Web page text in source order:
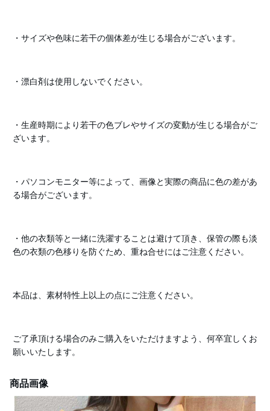
・サイズや色味に若干の個体差が生じる場合がございます。
・漂白剤は使用しないでください。
・生産時期により若干の色ブレやサイズの変動が生じる場合がご
ざいます。
・パソコンモニター等によって、画像と実際の商品に色の差があ
る場合がございます。
・他の衣類等と一緒に洗濯することは避けて頂き、保管の際も淡
色の衣類の色移りを防ぐため、重ね合せにはご注意ください。
本品は、素材特性上以上の点にご注意ください。
ご了承頂ける場合のみご購入をいただけますよう、何卒宜しくお
願いいたします。
商品画像